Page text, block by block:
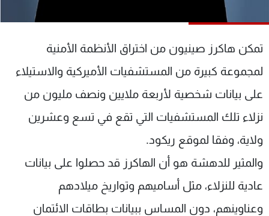
تمكن هاكرز صينيون من اختراق الأنظمة الأمنية
لمجموعة كبيرة من المستشفيات الأميركية والاستيلاء
على بيانات شخصية لأربعة ملايين ونصف مليون من
نزلاء تلك المستشفيات التي تقع في تسع وعشرين
ولاية، وفقا لموقع ريكود.
والمثير للدهشة هو أن الهاكرز قد حصلوا على بيانات
عادية للنزلاء، مثل أساميهم وتواريخ ميلادهم
وعناوينهم، دون المساس ببيانات بطاقات الائتمان
الترددات
عن MTV
لاعلاناتكم
وظائف
شروط الإسـتخدام